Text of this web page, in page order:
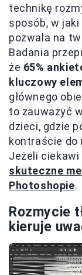
technikę
sposób, w
pozwala na
Badania
że 65%
kluczowy
głównego
to zauważyć
dzieci, gdzie
kontraście do
Jeżeli
skuteczne
Photoshopie.
Rozmycie
kieruje